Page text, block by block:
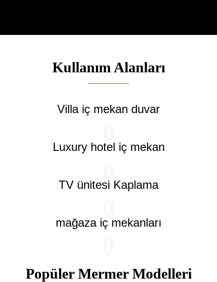
Kullanım Alanları
Villa iç mekan duvar
Luxury hotel iç mekan
TV ünitesi Kaplama
mağaza iç mekanları
Popüler Mermer Modelleri